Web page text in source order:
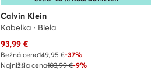
Calvin Klein
Kabelka · Biela
Aktuálna cena
93,99 €
Bežná cena149,95 €-37%
Najnižšia cena103,99 €-9%